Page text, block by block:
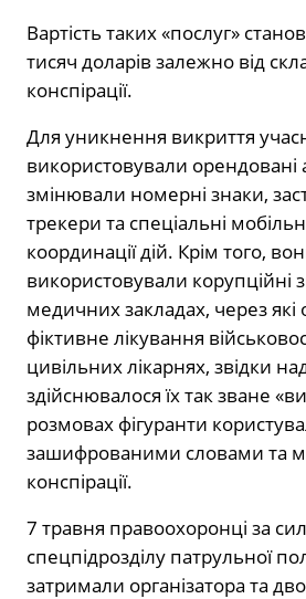
Вартість таких «послуг»
тисяч доларів залежно від
конспірації.
Для уникнення викриття
використовували орендовані
змінювали номерні знаки,
трекери та спеціальні
координації дій. Крім того,
використовували корупційні
медичних закладах, через які
фіктивне лікування
цивільних лікарнях, звідки
здійснювалося їх так зване
розмовах фігуранти
зашифрованими словами та
конспірації.
7 травня правоохоронці за
спецпідрозділу патрульної
затримали організатора та